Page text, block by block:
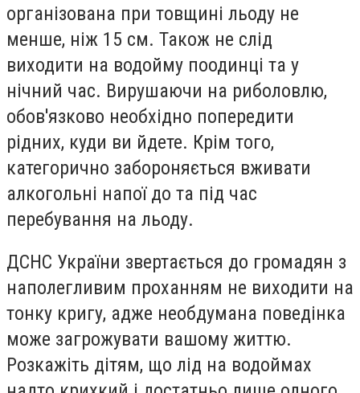
організована при товщині льоду не
менше, ніж 15 см. Також не слід
виходити на водойму поодинці та у
нічний час. Вирушаючи на риболовлю,
обов'язково необхідно попередити
рідних, куди ви йдете. Крім того,
категорично забороняється вживати
алкогольні напої до та під час
перебування на льоду.
ДСНС України звертається до громадян з
наполегливим проханням не виходити на
тонку кригу, адже необдумана поведінка
може загрожувати вашому життю.
Розкажіть дітям, що лід на водоймах